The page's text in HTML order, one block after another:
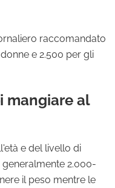
raccomandato
e 2.500 per gli
mangiare al
e del livello di
2.000-
il peso mentre le